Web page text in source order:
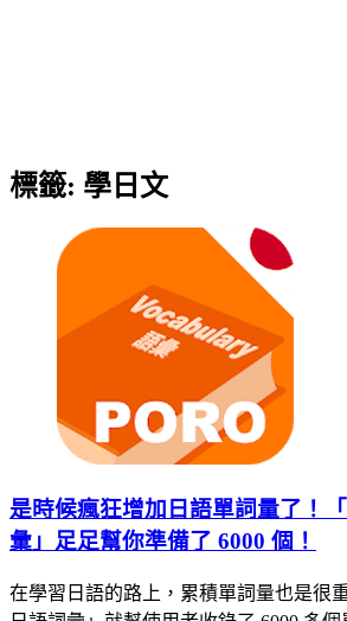
標籤: 學日文
是時候瘋狂增加日語單詞量了！
彙」足足幫你準備了 6000 個！
在學習日語的路上，累積單詞量也是很